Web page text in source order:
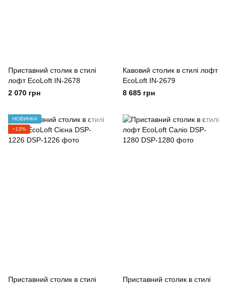
Приставний столик в стилі
лофт EcoLoft IN-2678
2 070 грн
Кавовий столик в стилі лофт
EcoLoft IN-2679
8 685 грн
НОВИНКА
−13%
Приставний столик в стилі
Приставний столик в стилі